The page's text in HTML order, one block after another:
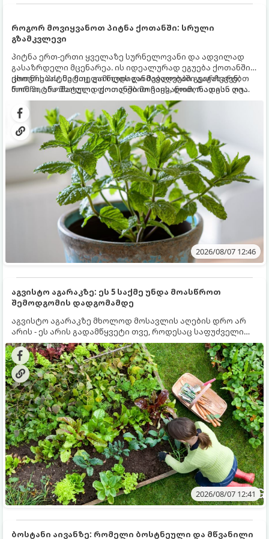
როგორ მოვიყვანოთ პიტნა ქოთანში: სრული
გზამკვლევი
პიტნა ერთ-ერთი ყველაზე სურნელოვანი და ადვილად
გასაზრდელი მცენარეა. ის იდეალურად ეგუება ქოთანში
ცხოვრებას, მეტიც, გამოცდილი მებაღეები გვირჩევენ,
რომ პიტნა მხოლოდ ქოთანში მოვიყვანოთ, რადგან ღია
გრუნტში (ბაღში) დარგვისას ის ფესვებით ძალიან
სწრაფად ვრცელდება და სხვა მცენარეებს ავიწროებს.
ქოთნის პიტნა მთელი წლის განმავლობაში გაგახარებთ
ნორჩი, არომატული ფოთლებით ჩაის, ლიმონათისა თუ
კერძებისთვის.
2026/08/07 12:46
აგვისტო აგარაკზე: ეს 5 საქმე უნდა მოასწროთ
შემოდგომის დადგომამდე
აგვისტო აგარაკზე მხოლოდ მოსავლის აღების დრო არ
არის - ეს არის გადამწყვეტი თვე, როდესაც საფუძველი
ეყრება მომავალი წლის მოსავალს და ბაღი მზადდება
შემოდგომა-ზამთრის სეზონისთვის. იმისათვის, რომ
ნიადაგმა ენერგია აღიდგინოს, ხოლო მცენარეებმა
ზამთარს გაუძლონ, აგვისტოს ბოლომდე 5
მნიშვნელოვანი საქმის გაკეთება უნდა მოასწროთ:
2026/08/07 12:41
ბოსტანი აივანზე: რომელი ბოსტნეული და მწვანილი